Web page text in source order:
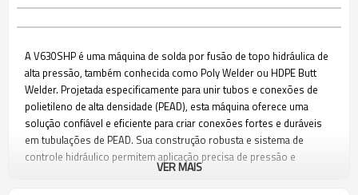
A V630SHP é uma máquina de solda por fusão de topo hidráulica de
alta pressão, também conhecida como Poly Welder ou HDPE Butt
Welder. Projetada especificamente para unir tubos e conexões de
polietileno de alta densidade (PEAD), esta máquina oferece uma
solução confiável e eficiente para criar conexões fortes e duráveis
em tubulações de PEAD. Sua construção robusta e sistema de
controle hidráulico permitem aplicação precisa de pressão e
controle de temperatura, garantindo soldas consistentes e sem
VER MAIS